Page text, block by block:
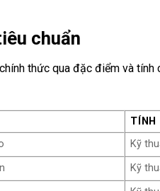
chuẩn
thức qua đặc điểm và
TÍNH
Kỹ
Kỹ